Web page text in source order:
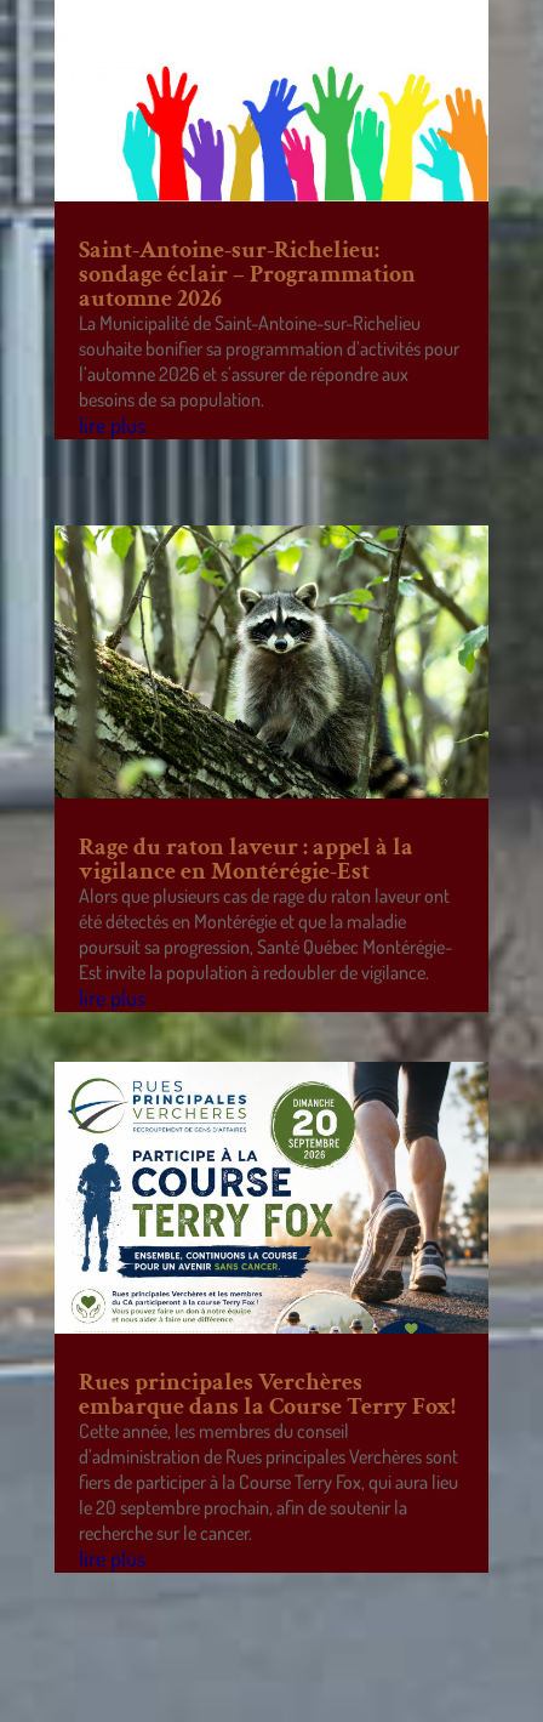
Saint-Antoine-sur-Richelieu:
sondage éclair – Programmation
automne 2026
La Municipalité de Saint-Antoine-sur-Richelieu
souhaite bonifier sa programmation d’activités pour
l’automne 2026 et s’assurer de répondre aux
besoins de sa population.
lire plus
Rage du raton laveur : appel à la
vigilance en Montérégie-Est
Alors que plusieurs cas de rage du raton laveur ont
été détectés en Montérégie et que la maladie
poursuit sa progression, Santé Québec Montérégie-
Est invite la population à redoubler de vigilance.
lire plus
Rues principales Verchères
embarque dans la Course Terry Fox!
Cette année, les membres du conseil
d’administration de Rues principales Verchères sont
fiers de participer à la Course Terry Fox, qui aura lieu
le 20 septembre prochain, afin de soutenir la
recherche sur le cancer.
lire plus